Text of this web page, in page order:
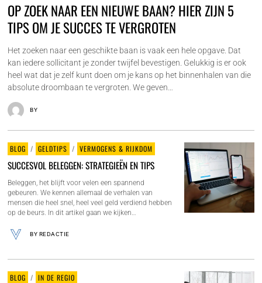
OP ZOEK NAAR EEN NIEUWE BAAN? HIER ZIJN 5
TIPS OM JE SUCCES TE VERGROTEN
Het zoeken naar een geschikte baan is vaak een hele opgave. Dat
kan iedere sollicitant je zonder twijfel bevestigen. Gelukkig is er ook
heel wat dat je zelf kunt doen om je kans op het binnenhalen van die
absolute droombaan te vergroten. We geven…
BY
BLOG / GELDTIPS / VERMOGENS & RIJKDOM
SUCCESVOL BELEGGEN: STRATEGIEËN EN TIPS
Beleggen, het blijft voor velen een spannend
gebeuren. We kennen allemaal de verhalen van
mensen die heel snel, heel veel geld verdiend hebben
op de beurs. In dit artikel gaan we kijken…
BY REDACTIE
BLOG / IN DE REGIO